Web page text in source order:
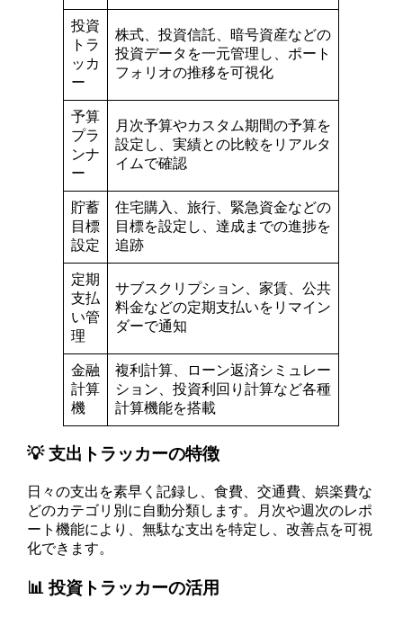
投資
トラ
ッカ
ー
株式、投資信託、暗号資産などの
投資データを一元管理し、ポート
フォリオの推移を可視化
予算
プラ
ンナ
ー
月次予算やカスタム期間の予算を
設定し、実績との比較をリアルタ
イムで確認
貯蓄
目標
設定
住宅購入、旅行、緊急資金などの
目標を設定し、達成までの進捗を
追跡
定期
支払
い管
理
サブスクリプション、家賃、公共
料金などの定期支払いをリマイン
ダーで通知
金融
計算
機
複利計算、ローン返済シミュレー
ション、投資利回り計算など各種
計算機能を搭載
💡 支出トラッカーの特徴
日々の支出を素早く記録し、食費、交通費、娯楽費な
どのカテゴリ別に自動分類します。月次や週次のレポ
ート機能により、無駄な支出を特定し、改善点を可視
化できます。
📊 投資トラッカーの活用